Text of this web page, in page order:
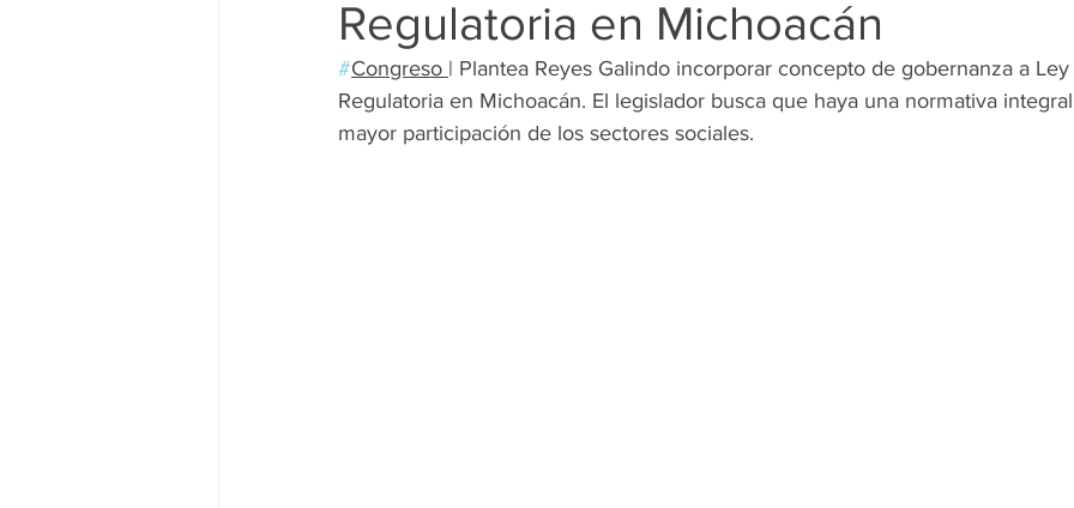
Ciencia y Tecnología
Regulatoria en Michoacán
#Congreso | Plantea Reyes Galindo incorporar concepto de gobernanza a
Regulatoria en Michoacán. El legislador busca que haya una normativa
mayor participación de los sectores sociales.